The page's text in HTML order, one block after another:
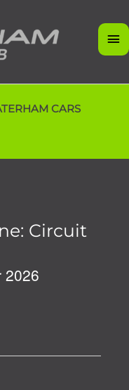
CARS
Circuit
2026